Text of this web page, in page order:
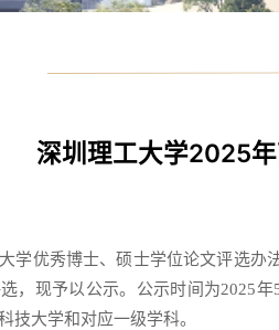
深圳理工大学2025
学优秀博士、硕士学位论文评选办
，现予以公示。公示时间为2025
技大学和对应一级学科。